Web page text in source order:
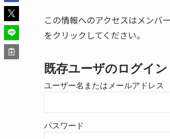
この情報へのアクセスはメンバ
をクリックしてください。
既存ユーザのログイン
ユーザー名またはメールアドレス
パスワード